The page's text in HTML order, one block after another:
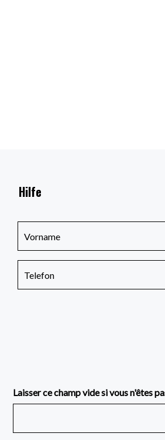
Hilfe
Laisser ce champ vide si vous n'êtes